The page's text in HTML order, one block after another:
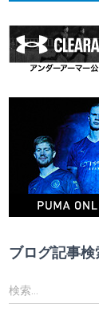
ブログ記事検
検
索
検索…